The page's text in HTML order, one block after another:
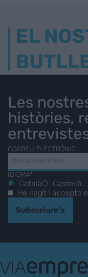
EL
Les
històries,
CORREU ELECTRÒNIC
IDIOMA*
Català
Castellà
He llegit i accepto
Subscriure's